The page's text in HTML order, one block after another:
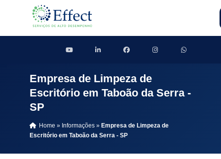
Empresa de Limpeza de
Escritório em Taboão da Serra -
SP
Home » Informações » Empresa de Limpeza de
Escritório em Taboão da Serra - SP